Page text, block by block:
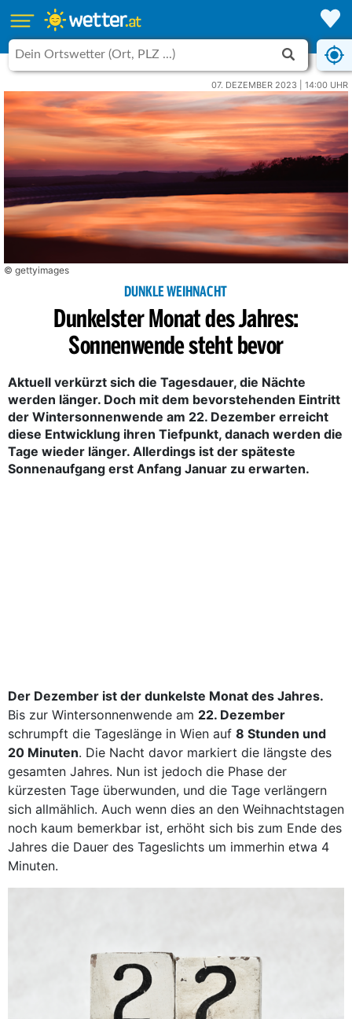
07. DEZEMBER 2023 | 14:00 UHR
© gettyimages
DUNKLE WEIHNACHT
Dunkelster Monat des Jahres:
Sonnenwende steht bevor
Aktuell verkürzt sich die Tagesdauer, die Nächte
werden länger. Doch mit dem bevorstehenden Eintritt
der Wintersonnenwende am 22. Dezember erreicht
diese Entwicklung ihren Tiefpunkt, danach werden die
Tage wieder länger. Allerdings ist der späteste
Sonnenaufgang erst Anfang Januar zu erwarten.
Der Dezember ist der dunkelste Monat des Jahres.
Bis zur Wintersonnenwende am 22. Dezember
schrumpft die Tageslänge in Wien auf 8 Stunden und
20 Minuten. Die Nacht davor markiert die längste des
gesamten Jahres. Nun ist jedoch die Phase der
kürzesten Tage überwunden, und die Tage verlängern
sich allmählich. Auch wenn dies an den Weihnachtstagen
noch kaum bemerkbar ist, erhöht sich bis zum Ende des
Jahres die Dauer des Tageslichts um immerhin etwa 4
Minuten.